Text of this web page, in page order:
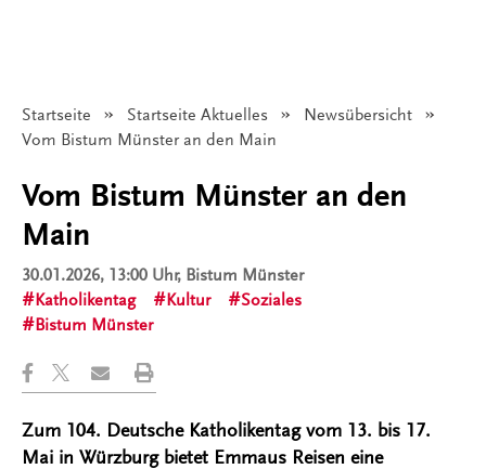
Startseite Startseite Aktuelles
Newsübersicht
Angezeigt:
Vom Bistum Münster an den Main
Vom Bistum Münster an den
Main
30.01.2026, 13:00 Uhr, Bistum Münster
Katholikentag
Kultur
Soziales
Bistum Münster
Zum 104. Deutsche Katholikentag vom 13. bis 17.
Mai in Würzburg bietet Emmaus Reisen eine